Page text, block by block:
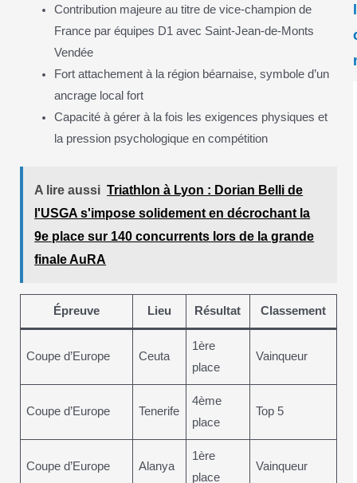
Contribution majeure au titre de vice-champion de
France par équipes D1 avec Saint-Jean-de-Monts
Vendée
Fort attachement à la région béarnaise, symbole d’un
ancrage local fort
Capacité à gérer à la fois les exigences physiques et
la pression psychologique en compétition
A lire aussi Triathlon à Lyon : Dorian Belli de
l'USGA s'impose solidement en décrochant la
9e place sur 140 concurrents lors de la grande
finale AuRA
Épreuve Lieu Résultat Classement
Coupe d’Europe Ceuta
1ère
place
Vainqueur
Coupe d’Europe Tenerife
4ème
place
Top 5
Coupe d’Europe Alanya
1ère
place
Vainqueur
l